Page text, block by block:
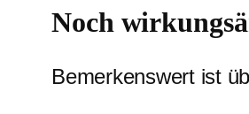
Noch
Bemerkenswert ist